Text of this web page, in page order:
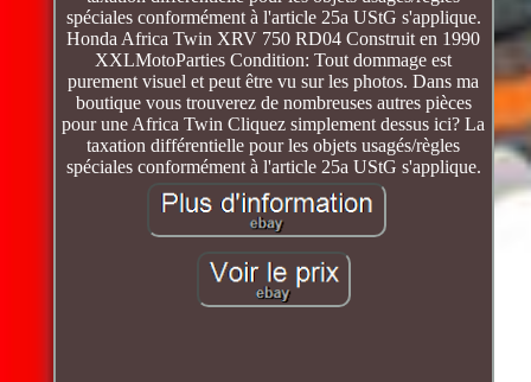
spéciales conformément à l'article 25a UStG s'applique.
Honda Africa Twin XRV 750 RD04 Construit en 1990
XXLMotoParties Condition: Tout dommage est
purement visuel et peut être vu sur les photos. Dans ma
boutique vous trouverez de nombreuses autres pièces
pour une Africa Twin Cliquez simplement dessus ici? La
taxation différentielle pour les objets usagés/règles
spéciales conformément à l'article 25a UStG s'applique.